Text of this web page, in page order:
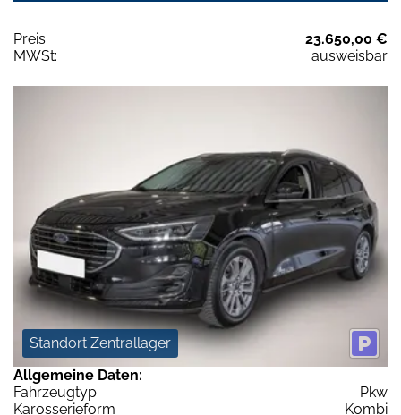
Preis:
23.650,00 €
MWSt:
ausweisbar
Standort Zentrallager
Allgemeine Daten:
Fahrzeugtyp
Pkw
Karosserieform
Kombi